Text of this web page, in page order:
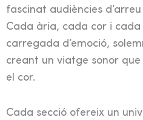
fascinat audiències
Cada ària, cada cor i
carregada d’emoció,
creant un viatge sonor que
el cor.
Cada secció ofereix un